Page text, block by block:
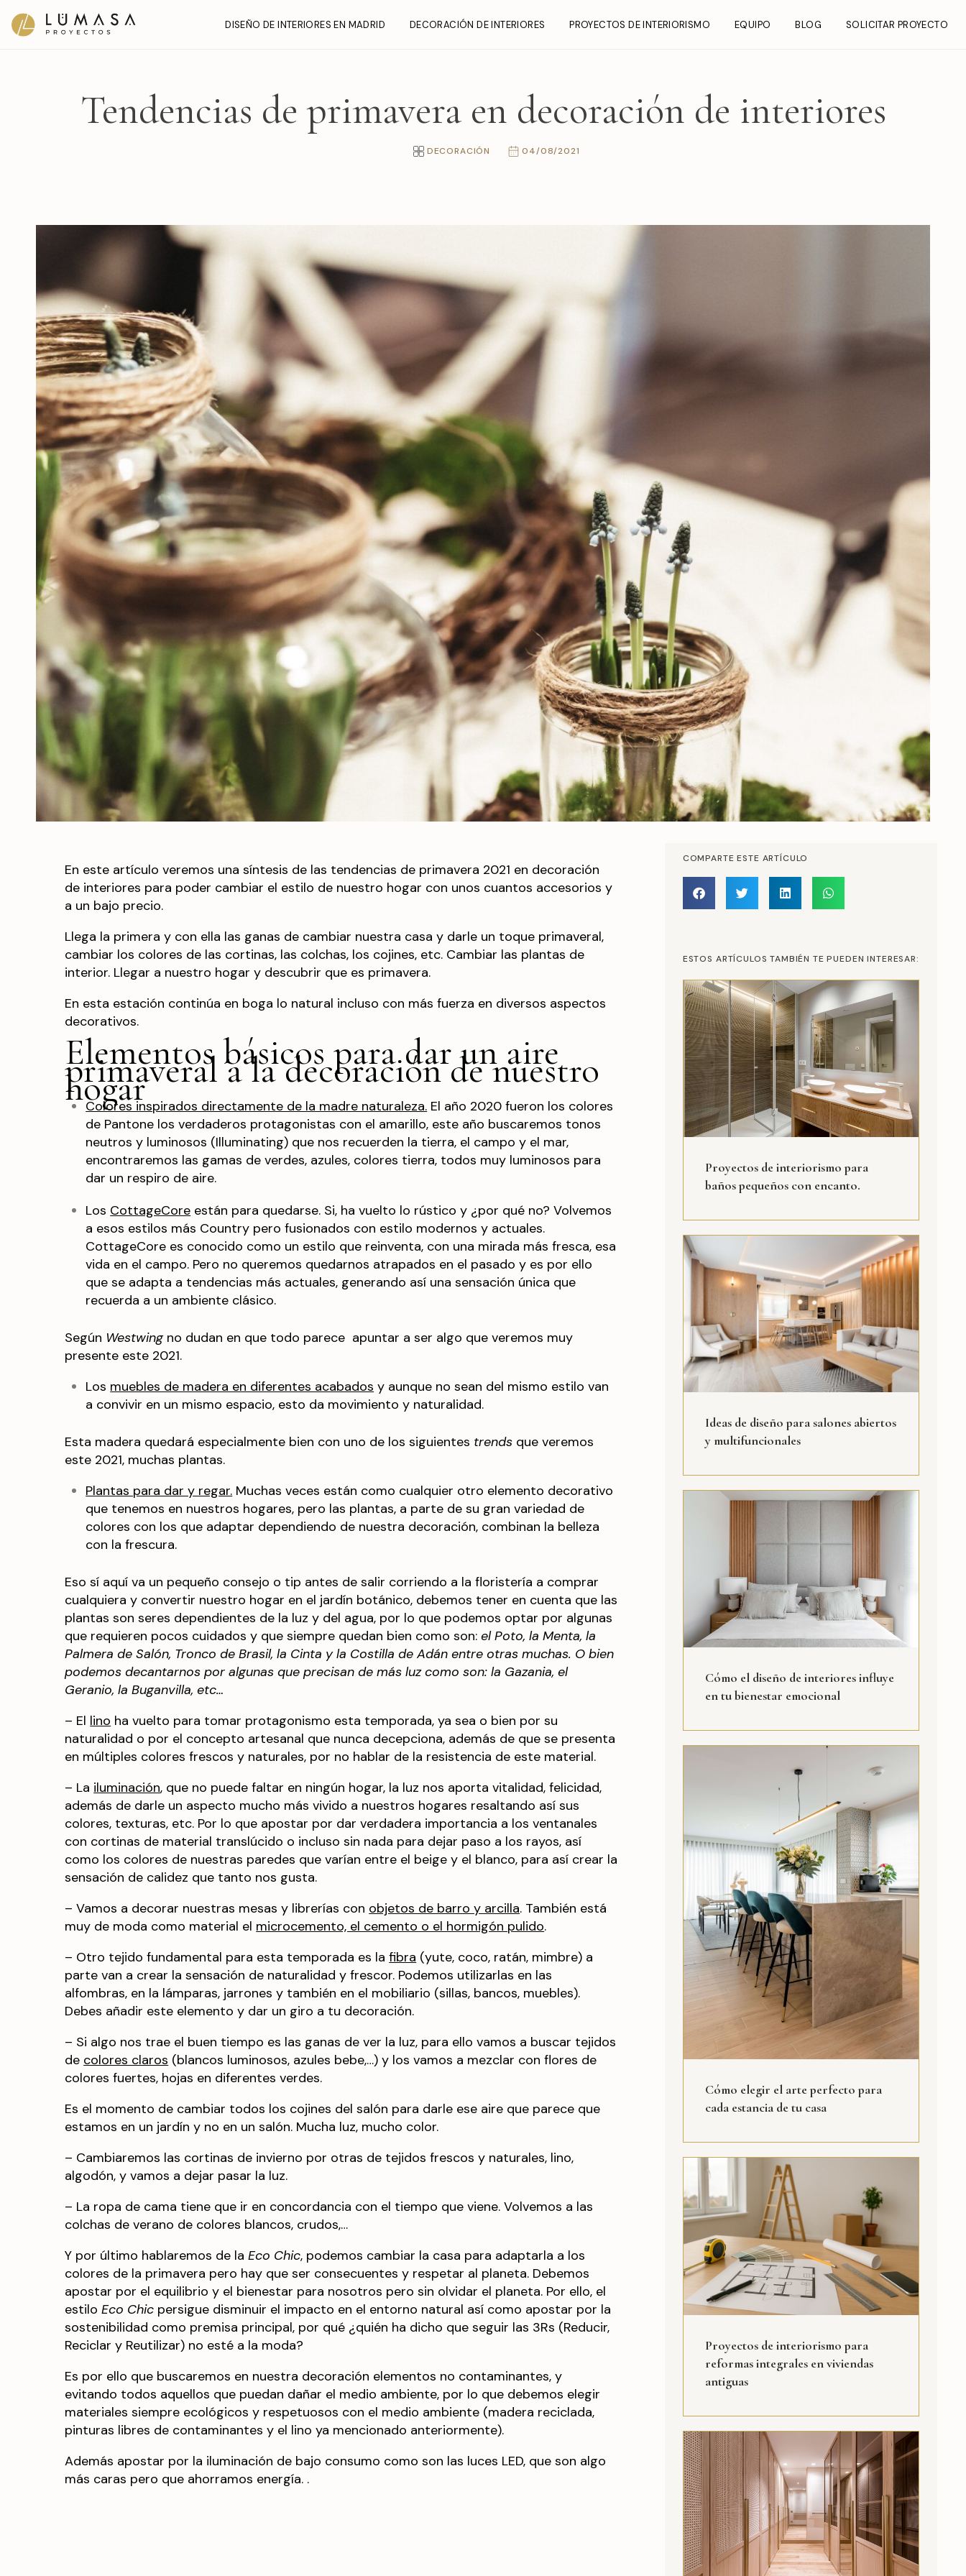
DISEÑO DE INTERIORES EN MADRID DECORACIÓN DE INTERIORES PROYECTOS DE INTERIORISMO EQUIPO BLOG SOLICITAR PROYECTO
Tendencias de primavera en decoración de interiores
DECORACIÓN 04/08/2021
En este artículo veremos una síntesis de las tendencias de primavera 2021 en decoración
de interiores para poder cambiar el estilo de nuestro hogar con unos cuantos accesorios y
a un bajo precio.
Llega la primera y con ella las ganas de cambiar nuestra casa y darle un toque primaveral,
cambiar los colores de las cortinas, las colchas, los cojines, etc. Cambiar las plantas de
interior. Llegar a nuestro hogar y descubrir que es primavera.
En esta estación continúa en boga lo natural incluso con más fuerza en diversos aspectos
decorativos.
Elementos básicos para dar un aire
primaveral a la decoración de nuestro
hogar
Colores inspirados directamente de la madre naturaleza. El año 2020 fueron los colores
de Pantone los verdaderos protagonistas con el amarillo, este año buscaremos tonos
neutros y luminosos (Illuminating) que nos recuerden la tierra, el campo y el mar,
encontraremos las gamas de verdes, azules, colores tierra, todos muy luminosos para
dar un respiro de aire.
Los CottageCore están para quedarse. Si, ha vuelto lo rústico y ¿por qué no? Volvemos
a esos estilos más Country pero fusionados con estilo modernos y actuales.
CottageCore es conocido como un estilo que reinventa, con una mirada más fresca, esa
vida en el campo. Pero no queremos quedarnos atrapados en el pasado y es por ello
que se adapta a tendencias más actuales, generando así una sensación única que
recuerda a un ambiente clásico.
Según Westwingno dudan en que todo parece apuntar a ser algo que veremos muy
presente este 2021.
Los muebles de madera en diferentes acabados y aunque no sean del mismo estilo van
a convivir en un mismo espacio, esto da movimiento y naturalidad.
Esta madera quedará especialmente bien con uno de los siguientes trends que veremos
este 2021, muchas plantas.
Plantas para dar y regar. Muchas veces están como cualquier otro elemento decorativo
que tenemos en nuestros hogares, pero las plantas, a parte de su gran variedad de
colores con los que adaptar dependiendo de nuestra decoración, combinan la belleza
con la frescura.
Eso sí aquí va un pequeño consejo o tip antes de salir corriendo a la floristería a comprar
cualquiera y convertir nuestro hogar en el jardín botánico, debemos tener en cuenta que las
plantas son seres dependientes de la luz y del agua, por lo que podemos optar por algunas
que requieren pocos cuidados y que siempre quedan bien como son:el Poto, la Menta, la
Palmera de Salón, Tronco de Brasil, la Cinta y la Costilla de Adán entre otras muchas. O bien
podemos decantarnos por algunas que precisan de más luz como son: la Gazania, el
Geranio, la Buganvilla, etc…
– El lino ha vuelto para tomar protagonismo esta temporada, ya sea o bien por su
naturalidad o por el concepto artesanal que nunca decepciona, además de que se presenta
en múltiples colores frescos y naturales, por no hablar de la resistencia de este material.
– La iluminación, que no puede faltar en ningún hogar, la luz nos aporta vitalidad, felicidad,
además de darle un aspecto mucho más vivido a nuestros hogares resaltando así sus
colores, texturas, etc. Por lo que apostar por dar verdadera importancia a los ventanales
con cortinas de material translúcido o incluso sin nada para dejar paso a los rayos, así
como los colores de nuestras paredes que varían entre el beige y el blanco, para así crear la
sensación de calidez que tanto nos gusta.
– Vamos a decorar nuestras mesas y librerías con objetos de barro y arcilla. También está
muy de moda como material el microcemento, el cemento o el hormigón pulido.
– Otro tejido fundamental para esta temporada es lafibra (yute, coco, ratán, mimbre) a
parte van a crear la sensación de naturalidad y frescor. Podemos utilizarlas en las
alfombras, en la lámparas, jarrones y también en el mobiliario (sillas, bancos, muebles).
Debes añadir este elemento y dar un giro a tu decoración.
– Si algo nos trae el buen tiempo es las ganas de ver la luz, para ello vamos a buscar tejidos
de colores claros (blancos luminosos, azules bebe,…) y los vamos a mezclar con flores de
colores fuertes, hojas en diferentes verdes.
Es el momento de cambiar todos los cojines del salón para darle ese aire que parece que
estamos en un jardín y no en un salón. Mucha luz, mucho color.
– Cambiaremos las cortinas de invierno por otras de tejidos frescos y naturales, lino,
algodón, y vamos a dejar pasar la luz.
– La ropa de cama tiene que ir en concordancia con el tiempo que viene. Volvemos a las
colchas de verano de colores blancos, crudos,…
Y por último hablaremos de laEco Chic, podemos cambiar la casa para adaptarla a los
colores de la primavera pero hay que ser consecuentes y respetar al planeta. Debemos
apostar por el equilibrio y el bienestar para nosotros pero sin olvidar el planeta. Por ello, el
estiloEco Chic persigue disminuir el impacto en el entorno natural así como apostar por la
sostenibilidad como premisa principal, por qué ¿quién ha dicho que seguir las 3Rs (Reducir,
Reciclar y Reutilizar) no esté a la moda?
Es por ello que buscaremos en nuestra decoración elementos no contaminantes, y
evitando todos aquellos que puedan dañar el medio ambiente, por lo que debemos elegir
materiales siempre ecológicos y respetuosos con el medio ambiente (madera reciclada,
pinturas libres de contaminantes y el lino ya mencionado anteriormente).
Además apostar por la iluminación de bajo consumo como son las luces LED, que son algo
más caras pero que ahorramos energía. .
COMPARTE ESTE ARTÍCULO
ESTOS ARTÍCULOS TAMBIÉN TE PUEDEN INTERESAR:
Proyectos de interiorismo para
baños pequeños con encanto.
Ideas de diseño para salones abiertos
y multifuncionales
Cómo el diseño de interiores influye
en tu bienestar emocional
Cómo elegir el arte perfecto para
cada estancia de tu casa
Proyectos de interiorismo para
reformas integrales en viviendas
antiguas